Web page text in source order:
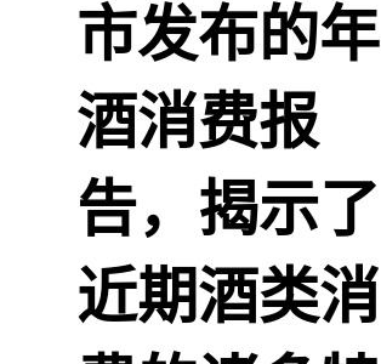
市发布的年
酒消费报
告，揭示了
近期酒类消